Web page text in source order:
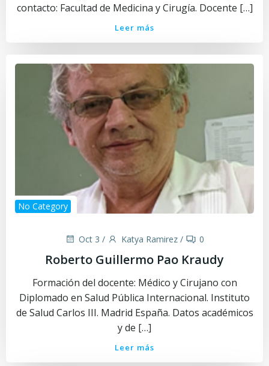
contacto: Facultad de Medicina y Cirugía. Docente […]
Leer más
No Category
Oct 3 / Katya Ramirez / 0
Roberto Guillermo Pao Kraudy
Formación del docente: Médico y Cirujano con
Diplomado en Salud Pública Internacional. Instituto
de Salud Carlos III. Madrid España. Datos académicos
y de […]
Leer más